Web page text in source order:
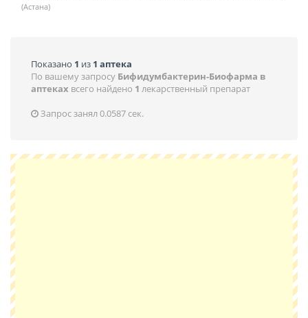
(Астана)
Показано 1 из 1 аптека
По вашему запросу Бифидумбактерин-Биофарма в
аптеках всего найдено 1 лекарственный препарат
Запрос занял 0.0587 сек.